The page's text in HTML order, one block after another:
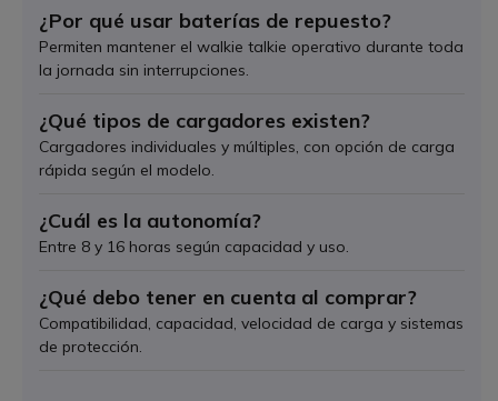
¿Por qué usar baterías de repuesto?
Permiten mantener el walkie talkie operativo durante toda
la jornada sin interrupciones.
¿Qué tipos de cargadores existen?
Cargadores individuales y múltiples, con opción de carga
rápida según el modelo.
¿Cuál es la autonomía?
Entre 8 y 16 horas según capacidad y uso.
¿Qué debo tener en cuenta al comprar?
Compatibilidad, capacidad, velocidad de carga y sistemas
de protección.